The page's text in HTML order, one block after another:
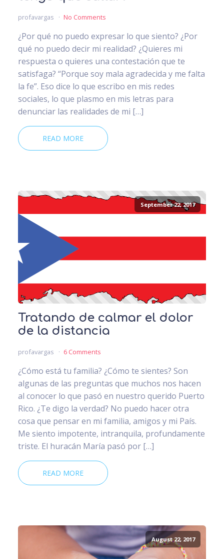
profavargas No Comments
¿Por qué no puedo expresar lo que siento? ¿Por
qué no puedo decir mi realidad? ¿Quieres mi
respuesta o quieres una contestación que te
satisfaga? “Porque soy mala agradecida y me falta
la fe”. Eso dice lo que escribo en mis redes
sociales, lo que plasmo en mis letras para
denunciar las realidades de mi […]
READ MORE
September 22, 2017
Tratando de calmar el dolor
de la distancia
profavargas 6 Comments
¿Cómo está tu familia? ¿Cómo te sientes? Son
algunas de las preguntas que muchos nos hacen
al conocer lo que pasó en nuestro querido Puerto
Rico. ¿Te digo la verdad? No puedo hacer otra
cosa que pensar en mi familia, amigos y mi País.
Me siento impotente, intranquila, profundamente
triste. El huracán María pasó por […]
READ MORE
August 22, 2017